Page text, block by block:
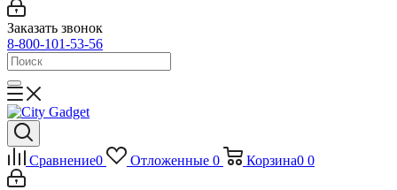
Заказать звонок
8-800-101-53-56
Сравнение0 Отложенные 0 Корзина0 0